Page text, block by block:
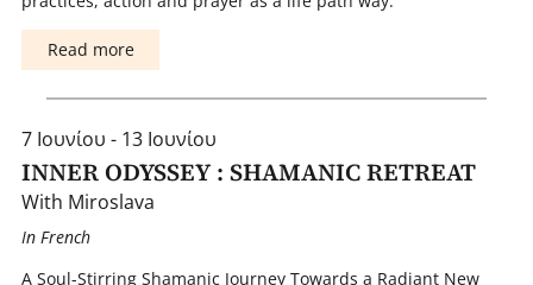
Read more
7 Ιουνίου - 13 Ιουνίου
INNER ODYSSEY : SHAMANIC RETREAT
With Miroslava
I n French
A Soul-Stirring Shamanic Journey Towards a Radiant New